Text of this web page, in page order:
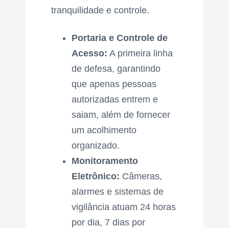
tranquilidade e controle.
Portaria e Controle de
Acesso: A primeira linha
de defesa, garantindo
que apenas pessoas
autorizadas entrem e
saiam, além de fornecer
um acolhimento
organizado.
Monitoramento
Eletrônico: Câmeras,
alarmes e sistemas de
vigilância atuam 24 horas
por dia, 7 dias por